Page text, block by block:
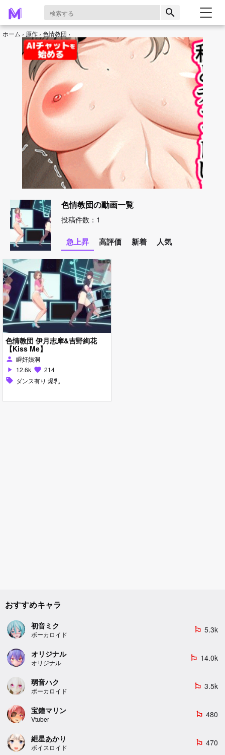
search
ホーム 原作 色情教団
色情教団の動画一覧
投稿件数：1
急上昇 高評価 新着 人気
色情教団 伊月志摩&吉野絢花
【Kiss Me】
person 瞬奸姨洞
play_arrow 12.6k favorite 214
sell ダンス有り 爆乳
おすすめキャラ
初音ミク
ボーカロイド
emoji_flags 5.3k
オリジナル
オリジナル
emoji_flags 14.0k
弱音ハク
ボーカロイド
emoji_flags 3.5k
宝鐘マリン
Vtuber
emoji_flags 480
紲星あかり
ボイスロイド
emoji_flags 470